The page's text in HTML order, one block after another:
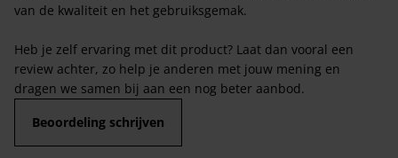
van de kwaliteit en het gebruiksgemak.
Heb je zelf ervaring met dit product? Laat dan vooral een
review achter, zo help je anderen met jouw mening en
dragen we samen bij aan een nog beter aanbod.
Beoordeling schrijven